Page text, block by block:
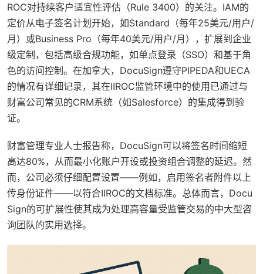
ROC对持续客户适宜性评估（Rule 3400）的关注。IAM的
定价从电子签名计划开始，如Standard（每年25美元/用户/
月）或Business Pro（每年40美元/用户/月），扩展到企业
级定制，包括高级合规功能，如单点登录（SSO）和基于角
色的访问控制。在加拿大，DocuSign遵守PIPEDA和UECA
的情况有详细记录，其在IIROC监管环境中的使用已通过与
财富公司常见的CRM系统（如Salesforce）的集成得到验
证。
财富管理专业人士报告称，DocuSign可以将签名时间缩短
高达80%，从而最小化账户开设或投资组合调整的延迟。然
而，公司必须仔细配置设置——例如，启用签名者附件以上
传身份证件——以符合IIROC的文档标准。总体而言，Docu
Sign的可扩展性使其成为处理高容量受监管交易的中大型咨
询团队的实用选择。